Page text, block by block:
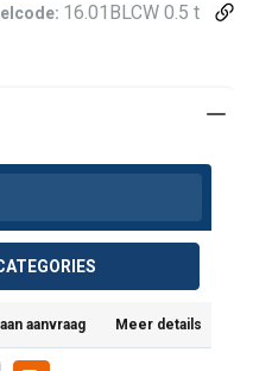
16.01BLCW 0.5 t
aanvraag Meer details